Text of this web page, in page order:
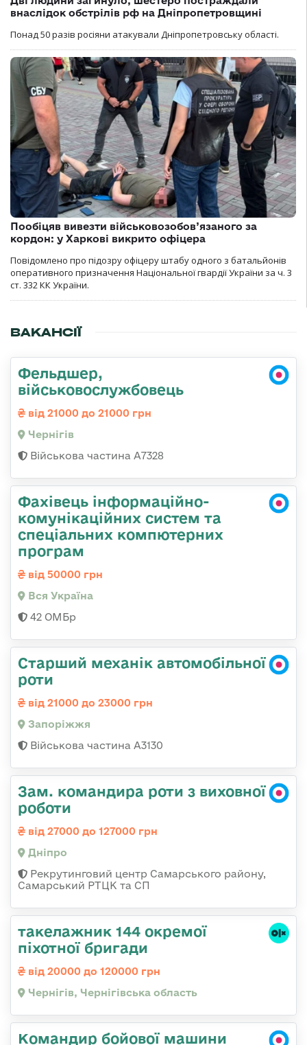
внаслідок обстрілів рф на Дніпропетровщині
Понад 50 разів росіяни атакували Дніпропетровську області.
Пообіцяв вивезти військовозобов’язаного за
кордон: у Харкові викрито офіцера
Повідомлено про підозру офіцеру штабу одного з батальйонів
оперативного призначення Національної гвардії України за ч. 3
ст. 332 КК України.
ВАКАНСІЇ
Фельдшер,
військовослужбовець
від 21000 до 21000 грн
Чернігів
Військова частина А7328
Фахівець інформаційно-
комунікаційних систем та
спеціальних компютерних
програм
від 50000 грн
Вся Україна
42 ОМБр
Старший механік автомобільної
роти
від 21000 до 23000 грн
Запоріжжя
Військова частина А3130
Зам. командира роти з виховної
роботи
від 27000 до 127000 грн
Дніпро
Рекрутинговий центр Самарського району,
Самарський РТЦК та СП
такелажник 144 окремої
піхотної бригади
від 20000 до 120000 грн
Чернігів, Чернігівська область
Командир бойової машини